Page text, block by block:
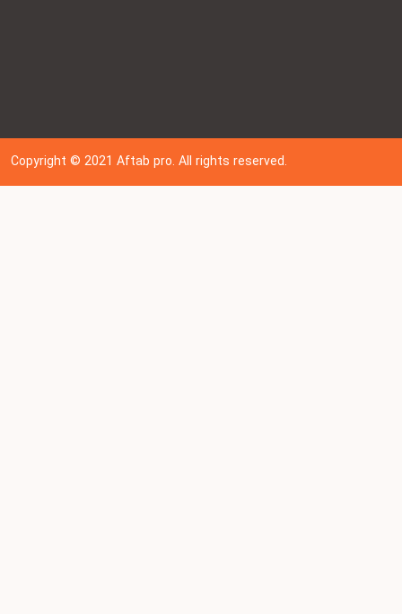
Copyright © 202 1Aftab pro. All rights reserved.